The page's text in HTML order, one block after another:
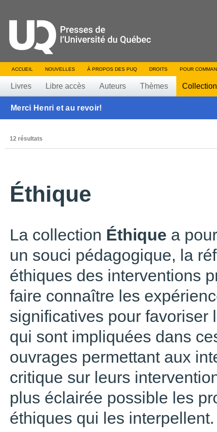
ACCUEIL NOUVELLES À PROPOS DES PUQ DROITS POUR
Livres Libre accès Auteurs Thèmes
Merci Henri et au revoir!
12 résultats
Éthique
La collection Éthique a
un souci pédagogique, la
éthiques des interventions
faire connaître les
significatives pour favoriser
qui sont impliquées dans
ouvrages permettant aux
critique sur leurs
plus éclairée possible les
éthiques qui les interpellent.